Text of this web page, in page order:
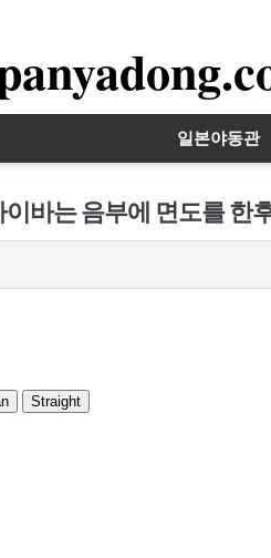
일본야동관
바는 음부에 면도를 한